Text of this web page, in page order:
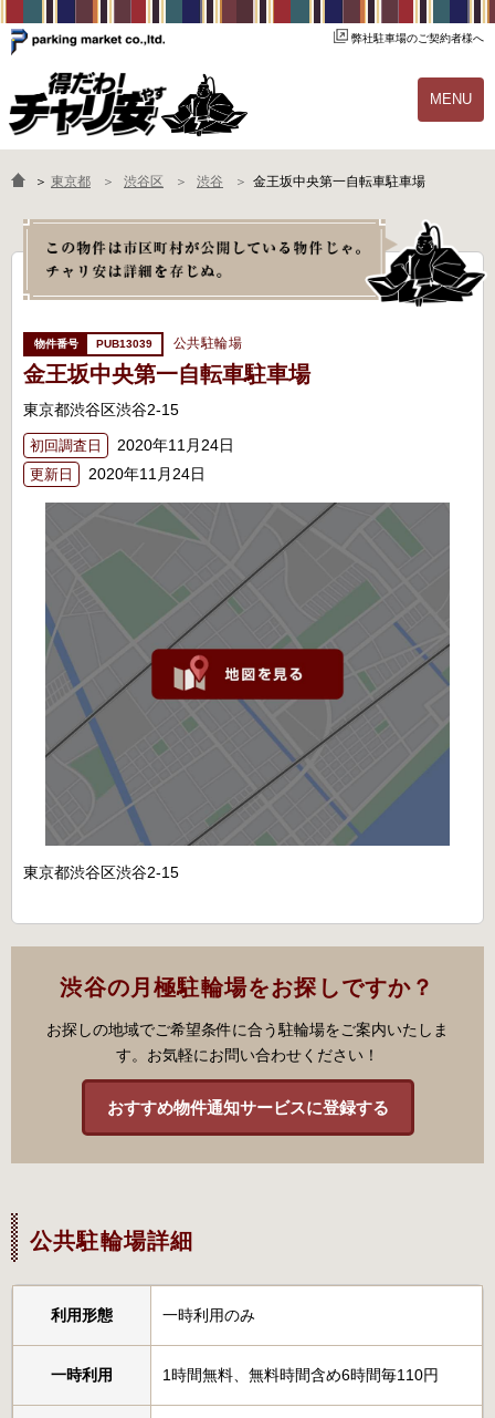
弊社駐車場のご契約者様へ
MENU
物件一覧 ご契約の流れ
よくあるご質問 駐輪場オーナー様へ
＞ 東京都 渋谷区 渋谷 金王坂中央第一自転車駐車場
PUB13039 公共駐輪場
金王坂中央第一自転車駐車場
東京都渋谷区渋谷2-15
初回調査日 2020年11月24日
更新日 2020年11月24日
東京都渋谷区渋谷2-15
渋谷の月極駐輪場をお探しですか？
お探しの地域でご希望条件に合う駐輪場をご案内いたしま
す。お気軽にお問い合わせください！
おすすめ物件通知サービスに登録する
公共駐輪場詳細
利用形態 一時利用のみ
一時利用 1時間無料、無料時間含め6時間毎110円